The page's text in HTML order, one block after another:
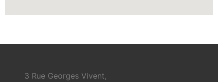
3 Rue Georges Vivent,